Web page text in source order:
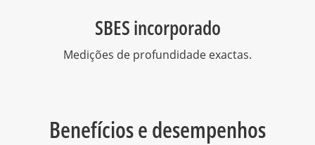
SBES incorporado
Medições de profundidade exactas.
Benefícios e desempenhos